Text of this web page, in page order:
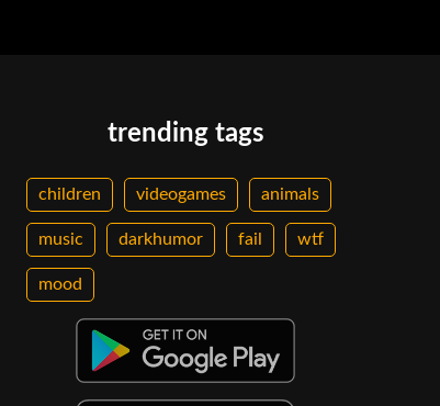
trending tags
children videogames animals
music darkhumor fail wtf
mood